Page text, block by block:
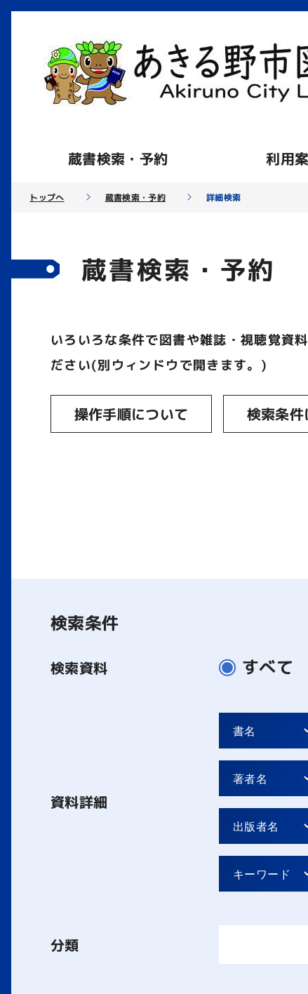
蔵書検索・予約 利用
トップへ 蔵書検索・予約 詳細検索
蔵書検索・予約
いろいろな条件で図書や雑誌・視聴覚資
ださい(別ウィンドウで開きます。)
操作手順について 検索条
検索条件
検索資料 すべて
資料詳細
分類